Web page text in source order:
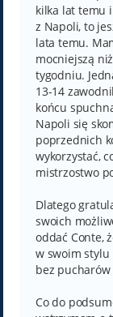
kilka lat temu
z Napoli, to
lata temu.
mocniejszą
tygodniu.
13-14
końcu
Napoli się
poprzednich
wykorzystać,
mistrzostwo
Dlatego
swoich
oddać Conte,
w swoim stylu
bez pucharów
Co do